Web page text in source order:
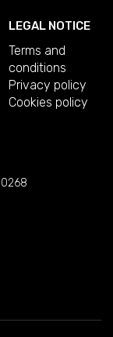
LEGAL NOTICE
Terms and
conditions
Privacy policy
Cookies policy